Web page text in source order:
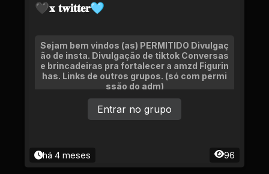
🖤𝐱 𝐭𝐰𝐢𝐭𝐭𝐞𝐫🩵
Sejam bem vindos (as) PERMITIDO Divulgaç
ão de insta. Divulgação de tiktok Conversas
e brincadeiras pra fortalecer a amzd Figurin
has. Links de outros grupos. (só com permi
ssão do adm)
há 4 meses 96
Entrar no grupo